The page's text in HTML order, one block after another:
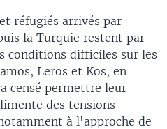
réfugiés arrivés par
la Turquie restent par
conditions difficiles sur les
Leros et Kos, en
censé permettre leur
des tensions
à l'approche de